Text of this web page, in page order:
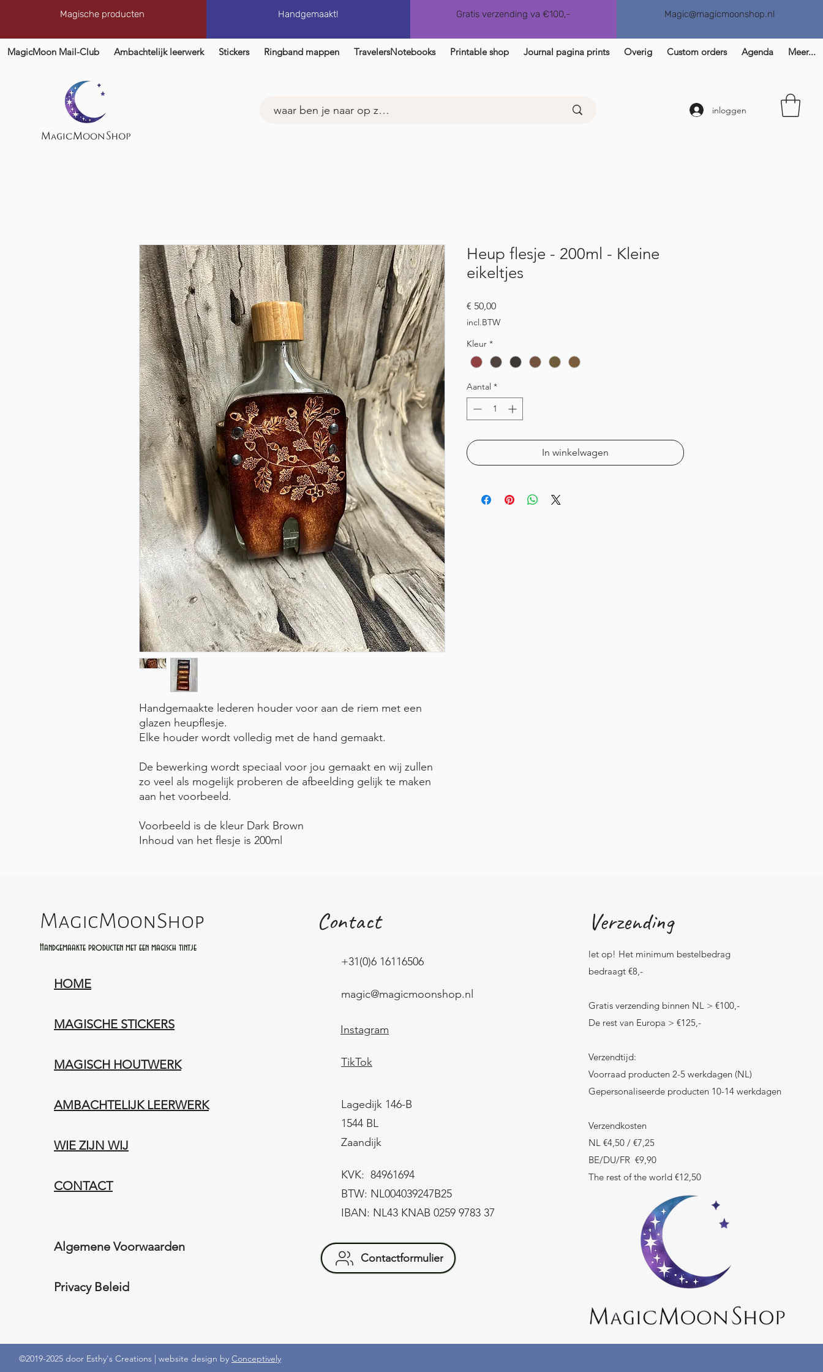
Magische producten Handgemaakt! Gratis verzending va €100,- Magic@magicmoonshop.nl
MagicMoon Mail-Club Ambachtelijk leerwerk Stickers Ringband mappen TravelersNotebooks Printable shop Journal pagina prints Overig Custom orders Agenda Meer...
inloggen
Handgemaakte lederen houder voor aan de riem met een
glazen heupflesje.
Elke houder wordt volledig met de hand gemaakt.
De bewerking wordt speciaal voor jou gemaakt en wij zullen
zo veel als mogelijk proberen de afbeelding gelijk te maken
aan het voorbeeld.
Voorbeeld is de kleur Dark Brown
Inhoud van het flesje is 200ml
Heup flesje - 200ml - Kleine
eikeltjes
€ 50,00Prijs
incl.BTW
Kleur *
Aantal *
In winkelwagen
MagicMoonShop
Handgemaakte producten met een magisch tintje
HOME
MAGISCHE STICKERS
MAGISCH HOUTWERK
AMBACHTELIJK LEERWERK​
WIE ZIJN WIJ​​
CONTACT
Algemene Voorwaarden
Privacy Beleid
Contact
+31(0)6 16116506
magic@magicmoonshop.nl
Instagram
TikTok
Lagedijk 146-B
1544 BL
Zaandijk
KVK: 84961694
BTW: NL004039247B25
IBAN: NL43 KNAB 0259 9783 37
Contactformulier
Verzending
let op! Het minimum bestelbedrag
bedraagt €8,-
Gratis verzending binnen NL > €100,-
De rest van Europa > €125,-
Verzendtijd:
Voorraad producten 2-5 werkdagen (NL)
Gepersonaliseerde producten 10-14 werkdagen
Verzendkosten
NL €4,50 / €7,25
BE/DU/FR €9,90
The rest of the world €12,50
©2019-2025 door Esthy's Creations | website design by Conceptively